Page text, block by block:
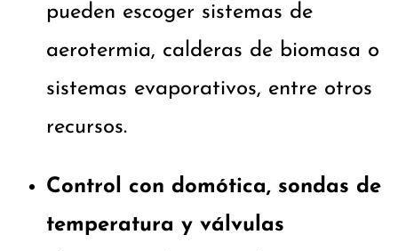
pueden escoger sistemas de
aerotermia, calderas de biomasa o
sistemas evaporativos, entre otros
recursos.
Control con domótica, sondas de
temperatura y válvulas